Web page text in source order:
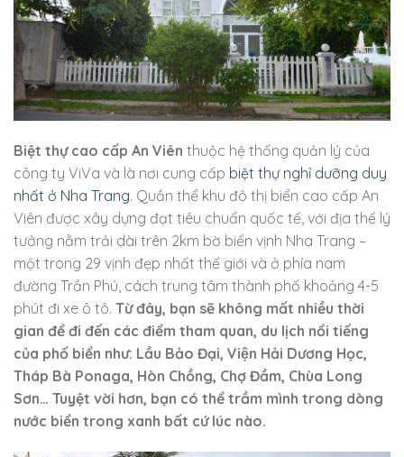
Biệt thự cao cấp An Viên thuộc hệ thống quản lý của
công ty ViVa và là nơi cung cấp biệt thự nghỉ dưỡng duy
nhất ở Nha Trang. Quần thể khu đô thị biển cao cấp An
Viên được xây dựng đạt tiêu chuẩn quốc tế, với địa thế lý
tưởng nằm trải dài trên 2km bờ biển vịnh Nha Trang –
một trong 29 vịnh đẹp nhất thế giới và ở phía nam
đường Trần Phú, cách trung tâm thành phố khoảng 4-5
phút đi xe ô tô. Từ đây, bạn sẽ không mất nhiều thời
gian để đi đến các điểm tham quan, du lịch nổi tiếng
của phố biển như: Lầu Bảo Đại, Viện Hải Dương Học,
Tháp Bà Ponaga, Hòn Chồng, Chợ Đầm, Chùa Long
Sơn… Tuyệt vời hơn, bạn có thể trầm mình trong dòng
nước biển trong xanh bất cứ lúc nào.